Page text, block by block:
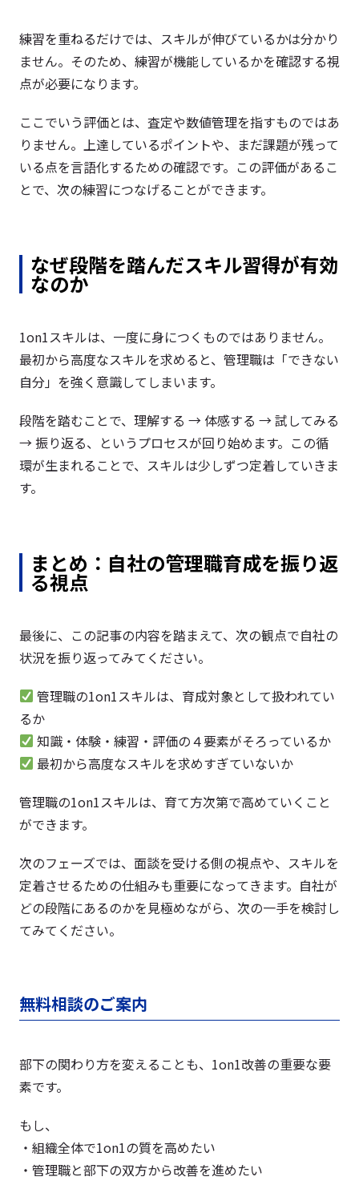
練習を重ねるだけでは、スキルが伸びているかは分かり
ません。そのため、練習が機能しているかを確認する視
点が必要になります。
ここでいう評価とは、査定や数値管理を指すものではあ
りません。上達しているポイントや、まだ課題が残って
いる点を言語化するための確認です。この評価があるこ
とで、次の練習につなげることができます。
なぜ段階を踏んだスキル習得が有効
なのか
1on1スキルは、一度に身につくものではありません。
最初から高度なスキルを求めると、管理職は「できない
自分」を強く意識してしまいます。
段階を踏むことで、理解する → 体感する → 試してみる
→ 振り返る、というプロセスが回り始めます。この循
環が生まれることで、スキルは少しずつ定着していきま
す。
まとめ：自社の管理職育成を振り返
る視点
最後に、この記事の内容を踏まえて、次の観点で自社の
状況を振り返ってみてください。
管理職の1on1スキルは、育成対象として扱われてい
るか
知識・体験・練習・評価の４要素がそろっているか
最初から高度なスキルを求めすぎていないか
管理職の1on1スキルは、育て方次第で高めていくこと
ができます。
次のフェーズでは、面談を受ける側の視点や、スキルを
定着させるための仕組みも重要になってきます。自社が
どの段階にあるのかを見極めながら、次の一手を検討し
てみてください。
無料相談のご案内
部下の関わり方を変えることも、1on1改善の重要な要
素です。
もし、
・組織全体で1on1の質を高めたい
・管理職と部下の双方から改善を進めたい